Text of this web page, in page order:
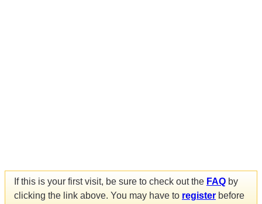
If this is your first visit, be sure to check out the FAQ by
clicking the link above. You may have to register before